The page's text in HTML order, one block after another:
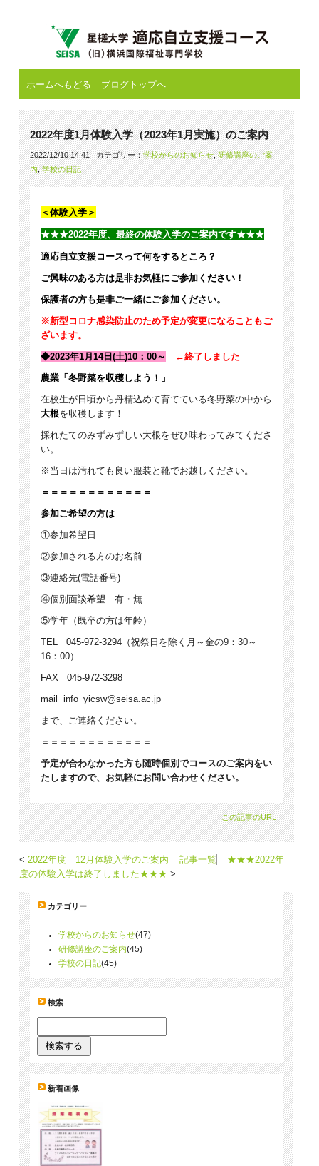
ホームへもどる ブログトップへ
2022年度1月体験入学（2023年1月実施）のご案内
2022/12/10 14:41 カテゴリー：学校からのお知らせ,研修講座のご案
内,学校の日記
＜体験入学＞
★★★2022年度、最終の体験入学のご案内です★★★
適応自立支援コースって何をするところ？
ご興味のある方は是非お気軽にご参加ください！
保護者の方も是非ご一緒にご参加ください。
※新型コロナ感染防止のため予定が変更になることもご
ざいます。
◆2023年1月14日 (土)10：00～
←終了しました
農業「冬野菜を収穫しよう！」
在校生が日頃から丹精込めて育てている冬野菜の中から
大根を収穫します！
採れたてのみずみずしい大根をぜひ味わってみてくださ
い。
※当日は汚れても良い服装と靴でお越しください。
＝＝＝＝＝＝＝＝＝＝＝＝
参加ご希望の方は
①参加希望日
②参加される方のお名前
③連絡先(電話番号)
④個別面談希望 有・無
⑤学年（既卒の方は年齢）
TEL 045-972-3294（祝祭日を除く月～金の9：30～
16：00）
FAX 045-972-3298
mail info_yicsw@seisa.ac.jp
まで、ご連絡ください。
＝＝＝＝＝＝＝＝＝＝＝＝
予定が合わなかった方も随時個別でコースのご案内をい
たしますので、お気軽にお問い合わせください。
この記事のURL
2022年度 12月体験入学のご案内 記事一覧
★★★2022年
度の体験入学は終了しました★★★
カテゴリー
学校からのお知らせ(47)
研修講座のご案内(45)
学校の日記(45)
検索
新着画像